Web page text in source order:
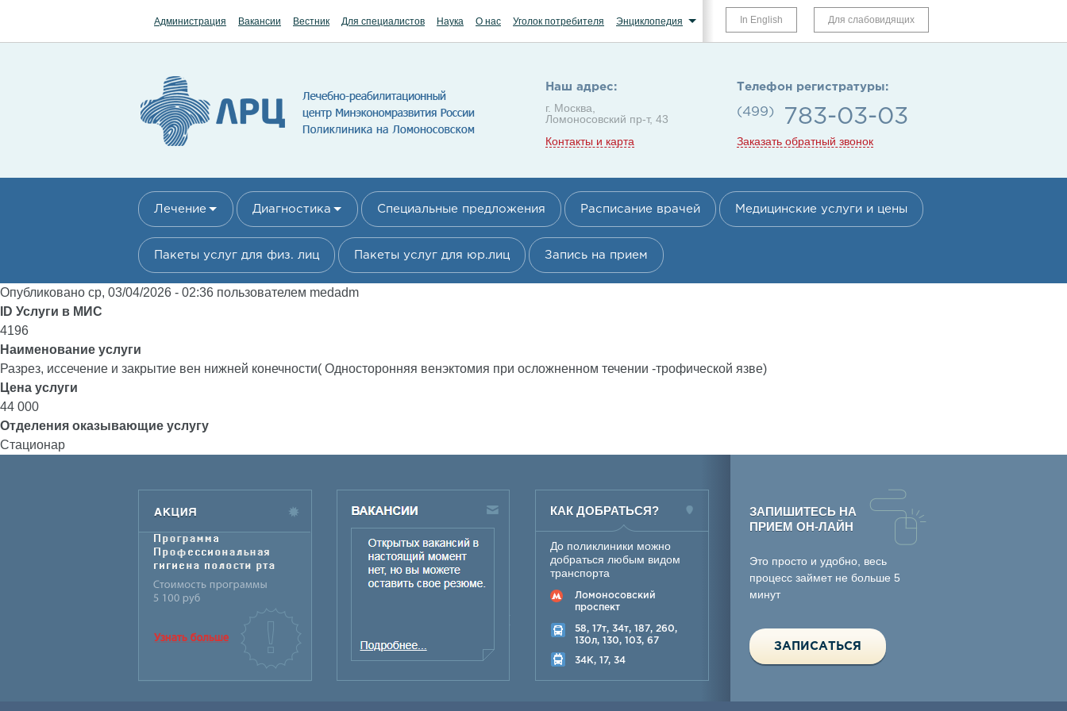
Администрация Вакансии Вестник Для специалистов Наука О нас Уголок потребителя Энциклопедия In English Для слабовидящих
Наш адрес:
г. Москва,
Ломоносовский пр-т, 43
Контакты и карта
Телефон регистратуры:
(499) 783-03-03
Заказать обратный звонок
Лечение Диагностика Специальные предложения Расписание врачей Медицинские услуги и цены
Пакеты услуг для физ. лиц Пакеты услуг для юр.лиц Запись на прием
Опубликовано ср, 03/04/2026 - 02:36 пользователем medadm
ID Услуги в МИС
4196
Наименование услуги
Разрез, иссечение и закрытие вен нижней конечности( Односторонняя венэктомия при осложненном течении -трофической язве)
Цена услуги
44 000
Отделения оказывающие услугу
Стационар
КАК ДОБРАТЬСЯ?
До поликлиники можно
добраться любым видом
транспорта
Ломоносовский
проспект
58, 17т, 34т, 187, 260,
130л, 130, 103, 67
34K, 17, 34
ЗАПИШИТЕСЬ НА
ПРИЕМ ОН-ЛАЙН
Это просто и удобно, весь
процесс займет не больше 5
минут
ЗАПИСАТЬСЯ